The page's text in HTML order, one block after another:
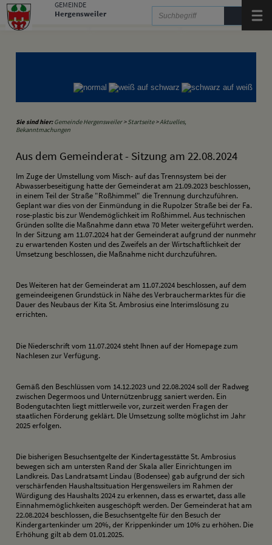
Zum Inhalt zur Navigation springen.
GEMEINDE
Hergensweiler
Gemeinde Hergensweiler Gemeinde Sigmarszell Gemeinde Weißensberg
Sie sind hier: Gemeinde Hergensweiler>Startseite>Aktuelles,
Bekanntmachungen
Aus dem Gemeinderat - Sitzung am 22.08.2024
Im Zuge der Umstellung vom Misch- auf das Trennsystem bei der
Abwasserbeseitigung hatte der Gemeinderat am 21.09.2023 beschlossen,
in einem Teil der Straße "Roßhimmel" die Trennung durchzuführen.
Geplant war dies von der Einmündung in die Rupolzer Straße bei der Fa.
rose-plastic bis zur Wendemöglichkeit im Roßhimmel. Aus technischen
Gründen sollte die Maßnahme dann etwa 70 Meter weitergeführt werden.
In der Sitzung am 11.07.2024 hat der Gemeinderat aufgrund der nunmehr
zu erwartenden Kosten und des Zweifels an der Wirtschaftlichkeit der
Umsetzung beschlossen, die Maßnahme nicht durchzuführen.
Des Weiteren hat der Gemeinderat am 11.07.2024 beschlossen, auf dem
gemeindeeigenen Grundstück in Nähe des Verbrauchermarktes für die
Dauer des Neubaus der Kita St. Ambrosius eine Interimslösung zu
errichten.
Die Niederschrift vom 11.07.2024 steht Ihnen auf der Homepage zum
Nachlesen zur Verfügung.
Gemäß den Beschlüssen vom 14.12.2023 und 22.08.2024 soll der Radweg
zwischen Degermoos und Unternützenbrugg saniert werden. Ein
Bodengutachten liegt mittlerweile vor, zurzeit werden Fragen der
staatlichen Förderung geklärt. DIe Umsetzung sollte möglichst im Jahr
2025 erfolgen.
Die bisherigen Besuchsentgelte der Kindertagesstätte St. Ambrosius
bewegen sich am untersten Rand der Skala aller Einrichtungen im
Landkreis. Das Landratsamt Lindau (Bodensee) gab aufgrund der sich
verschärfenden Haushaltssituation Hergensweilers im Rahmen der
Würdigung des Haushalts 2024 zu erkennen, dass es erwartet, dass alle
Einnahmemöglichkeiten ausgeschöpft werden. Der Gemeinderat hat am
22.08.2024 beschlossen, die Besuchsentgelte für den Besuch der
Kindergartenkinder um 20%, der Krippenkinder um 10% zu erhöhen. Die
Erhöhung gilt ab dem 01.01.2025.